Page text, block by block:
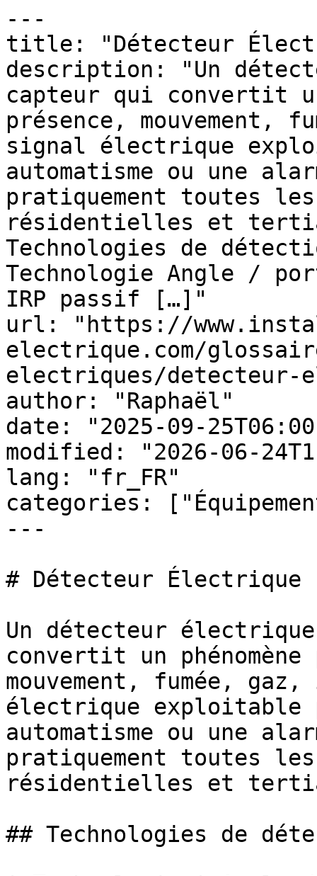
---
title: "Détecteur
description: "Un
capteur qui convertit
présence, mouvement,
signal électrique
automatisme ou une
pratiquement toutes
résidentielles et
Technologies de
Technologie Angle /
IRP passif […]"
url: "https://
electrique.com/
electriques/detecteur-
author: "Raphaël"
date: "2025-09-
modified: "2026-06-
lang: "fr_FR"
categories:
---
# Détecteur Électrique
Un détecteur
convertit un
mouvement, fumée,
électrique exploitable
automatisme ou une
pratiquement toutes
résidentielles et
## Technologies de